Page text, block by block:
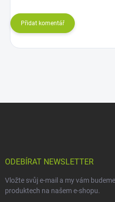
Přidat komentář
ODEBÍRAT NEWSLETTER
Vložte svůj e-mail a my vám
produktech na našem e-shopu.